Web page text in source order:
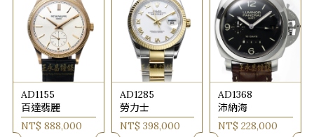
AD1155
百達翡麗
NT$ 888,000
AD1285
勞力士
NT$ 398,000
AD1368
沛納海
NT$ 228,000